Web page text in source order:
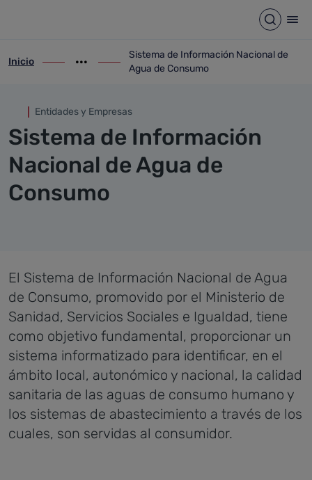
Sistema de Información Abrir
ir-a inicio
Inicio
Mostrar opciones del camino de migas
ir-a Sistema de Información Nacional de
Sistema de Información Nacional de
Agua de Consumo
Entidades y Empresas
Sistema de Información
Nacional de Agua de
Consumo
El Sistema de Información Nacional de Agua
de Consumo, promovido por el Ministerio de
Sanidad, Servicios Sociales e Igualdad, tiene
como objetivo fundamental, proporcionar un
sistema informatizado para identificar, en el
ámbito local, autonómico y nacional, la calidad
sanitaria de las aguas de consumo humano y
los sistemas de abastecimiento a través de los
cuales, son servidas al consumidor.